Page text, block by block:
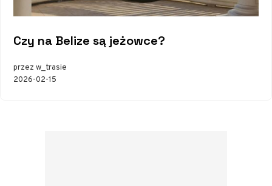
Czy na Belize są jeżowce?
przez w_trasie
2026-02-15